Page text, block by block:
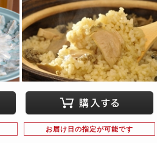
お届け日の指定が可能です